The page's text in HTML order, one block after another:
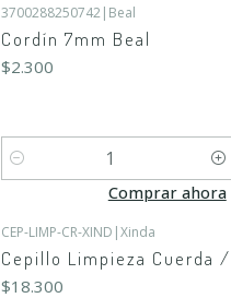
3700288250742| Beal
Cordín 7mm Beal
$2.300
Cantidad
Comprar ahora
CEP-LIMP-CR-XIND |Xinda
Cepillo Limpieza Cuerda
$18.300